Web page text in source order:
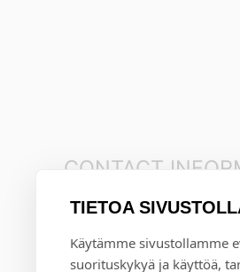
TIETOA
Käytämme sivustollamme
suorituskykyä ja käyttöä,
CONTACT
+35845 8041481
info@annival.fi
Setäläntie 2, 40950